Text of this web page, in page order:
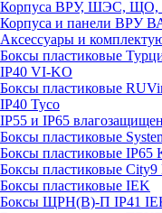
Корпуса ВРУ, ШЭС,
Корпуса и панели ВРУ
Аксессуары и
Боксы пластиковые
IP40 VI-KO
Боксы пластиковые
IP40 Тусо
IP55 и IP65
Боксы пластиковые
Боксы пластиковые IP65
Боксы пластиковые City9
Боксы пластиковые IEK
Боксы ЩРН(В)-П IP41